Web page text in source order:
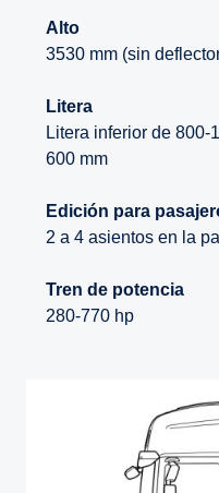
Alto
3530 mm (sin
Litera
Litera inferior de 800-
600 mm
Edición para
2 a 4 asientos en la
Tren de potencia
280-770 hp